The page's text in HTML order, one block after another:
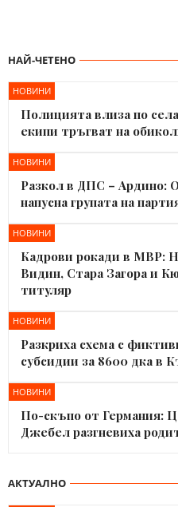
НАЙ-ЧЕТЕНО
НОВИНИ
Полицията влиза по
екипи тръгват на
НОВИНИ
Разкол в ДПС – Ардино:
напусна групата на
НОВИНИ
Кадрови рокади в МВР:
Видин, Стара Загора и
титуляр
НОВИНИ
Разкриха схема с
субсидии за 8600 дка в
НОВИНИ
По-скъпо от Германия:
Джебел разгневиха
АКТУАЛНО